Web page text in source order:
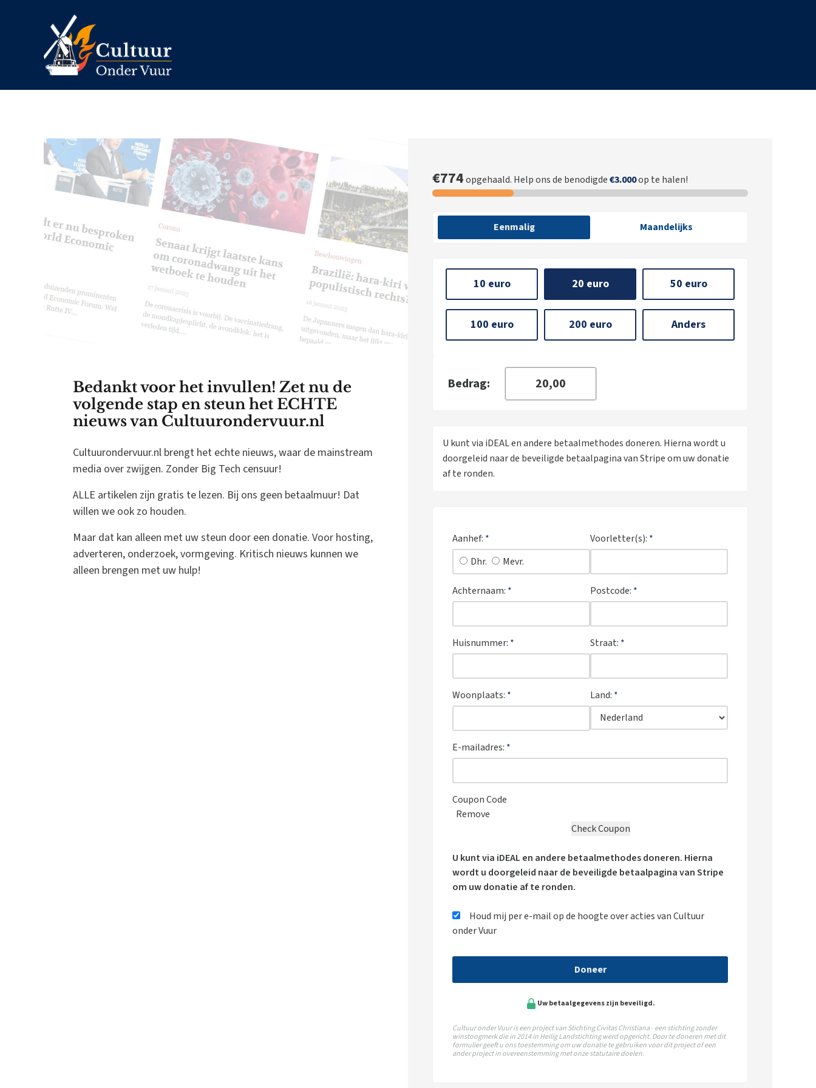
Bedankt voor het invullen! Zet nu de
volgende stap en steun het ECHTE
nieuws van Cultuurondervuur.nl
Cultuurondervuur.nl brengt het echte nieuws, waar de mainstream
media over zwijgen. Zonder Big Tech censuur!
ALLE artikelen zijn gratis te lezen. Bij ons geen betaalmuur! Dat
willen we ook zo houden.
Maar dat kan alleen met uw steun door een donatie. Voor hosting,
adverteren, onderzoek, vormgeving. Kritisch nieuws kunnen we
alleen brengen met uw hulp!
€774opgehaald. Help ons de benodigde€3.000op te halen!
Eenmalig Maandelijks
10 euro 20 euro 50 euro
100 euro 200 euro Anders
Bedrag:
U kunt via iDEAL en andere betaalmethodes doneren. Hierna wordt u
doorgeleid naar de beveiligde betaalpagina van Stripe om uw donatie
af te ronden.
Aanhef: *
Dhr.
Mevr.
Voorletter(s): *
Achternaam: * Postcode: *
Huisnummer: * Straat: *
Woonplaats: * Land: *
E-mailadres: *
Coupon Code
Remove
U kunt via iDEAL en andere betaalmethodes doneren. Hierna
wordt u doorgeleid naar de beveiligde betaalpagina van Stripe
om uw donatie af te ronden.
Houd mij per e-mail op de hoogte over acties van Cultuur
onder Vuur
Doneer
Uw betaalgegevens zijn beveiligd.
Cultuur onder Vuur is een project van Stichting Civitas Christiana - een stichting zonder
winstoogmerk die in 2014 in Heilig Landstichting werd opgericht. Door te doneren met dit
formulier geeft u ons toestemming om uw donatie te gebruiken voor dit project of een
ander project in overeenstemming met onze statutaire doelen.